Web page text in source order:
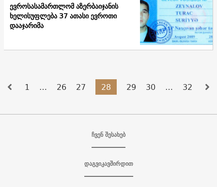
ევროსასამართლომ აზერბაიჯანის
ხელისუფლება 37 ათასი ევროთი
დააჯარიმა
1 … 26 27 28 29 30 … 32
ჩვენ შესახებ
დაგვიკავშირდით